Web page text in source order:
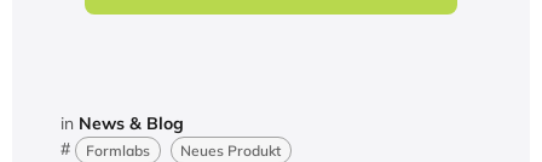
in News & Blog
#
Formlabs Neues Produkt